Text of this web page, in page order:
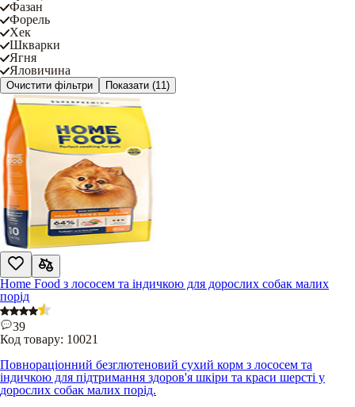
Фазан
Форель
Хек
Шкварки
Ягня
Яловичина
Очистити фільтри Показати (11)
Home Food з лососем та індичкою для дорослих собак малих
порід
39
Код товару: 10021
Повнораціонний безглютеновий сухий корм з лососем та
індичкою для підтримання здоров'я шкіри та краси шерсті у
дорослих собак малих порід.